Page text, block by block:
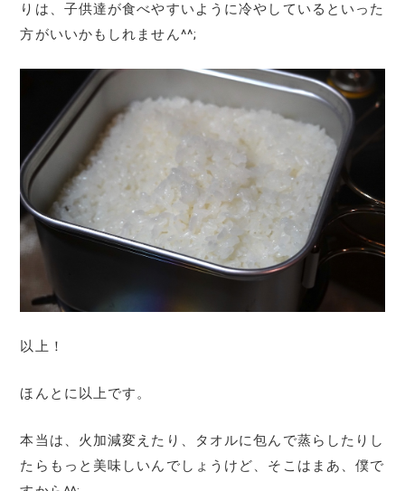
りは、子供達が食べやすいように冷やしているといった
方がいいかもしれません^^;
以上！
ほんとに以上です。
本当は、火加減変えたり、タオルに包んで蒸らしたりし
たらもっと美味しいんでしょうけど、そこはまあ、僕で